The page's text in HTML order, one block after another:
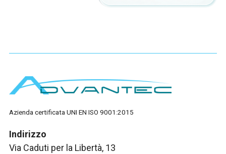
Azienda certificata UNI EN ISO 9001:2015
Indirizzo
Via Caduti per la Libertà, 13